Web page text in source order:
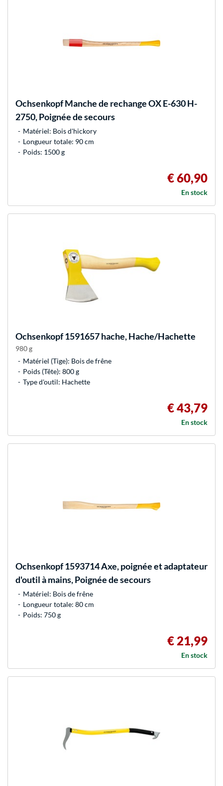
OchsenkopfManche de rechange OX E-630 H-
2750, Poignée de secours
Matériel: Bois d'hickory
Longueur totale: 90 cm
Poids: 1500 g
€ 60,90
En stock
Ochsenkopf1591657 hache, Hache/Hachette
980 g
Matériel (Tige): Bois de frêne
Poids (Tête): 800 g
Type d'outil: Hachette
€ 43,79
En stock
Ochsenkopf1593714 Axe, poignée et adaptateur
d'outil à mains, Poignée de secours
Matériel: Bois de frêne
Longueur totale: 80 cm
Poids: 750 g
€ 21,99
En stock